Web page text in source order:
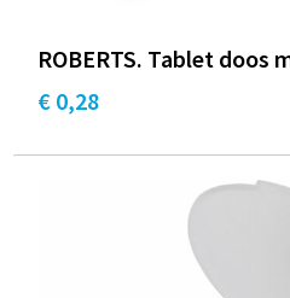
ROBERTS. Tablet doos
€ 0,28